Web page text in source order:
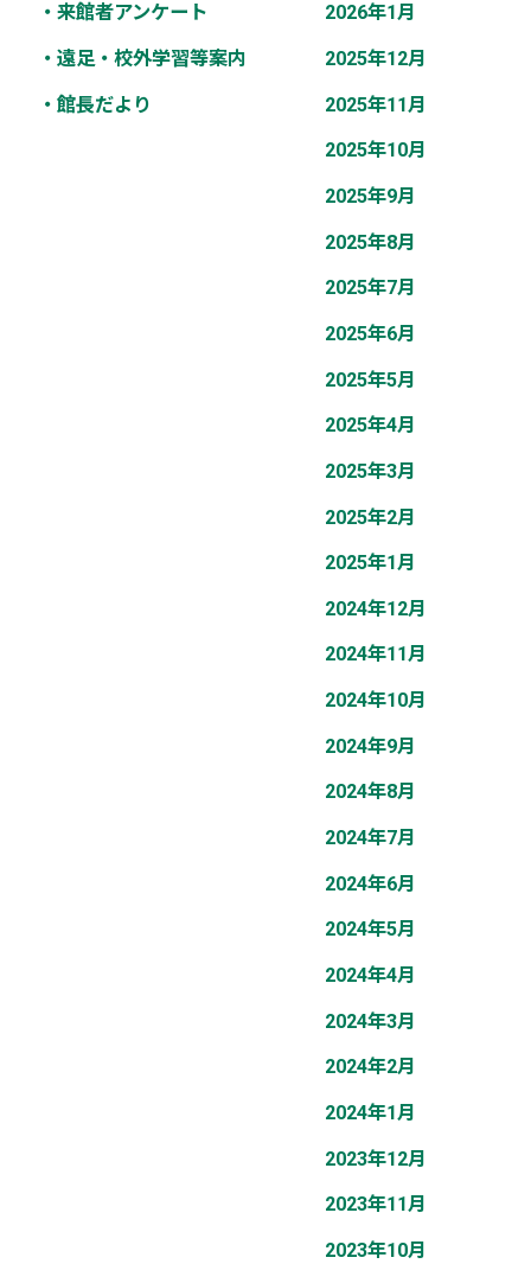
・来館者アンケート
・遠足・校外学習等案内
・館長だより
2026年1月
2025年12月
2025年11月
2025年10月
2025年9月
2025年8月
2025年7月
2025年6月
2025年5月
2025年4月
2025年3月
2025年2月
2025年1月
2024年12月
2024年11月
2024年10月
2024年9月
2024年8月
2024年7月
2024年6月
2024年5月
2024年4月
2024年3月
2024年2月
2024年1月
2023年12月
2023年11月
2023年10月